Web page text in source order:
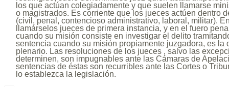
los que actúan colegiadamente y que suelen llamarse
o magistrados. Es corriente que los jueces actúen dentro
(civil, penal, contencioso administrativo, laboral, militar).
llamárselos jueces de primera instancia, y en el fuero
cuando su misión consiste en investigar el delito
sentencia cuando su misión propiamente juzgadora, es la
plenario. Las resoluciones de los jueces , salvo las
determinen, son impugnables ante las Cámaras de
sentencias de éstas son recurribles ante las Cortes o
lo establezca la legislación.